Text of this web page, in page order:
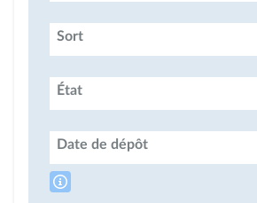
Sort
État
Date de dépôt